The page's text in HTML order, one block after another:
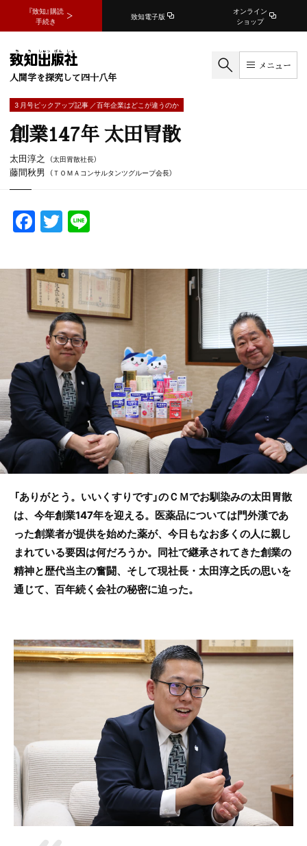
『致知』購読
手続き
致知電子版
オンライン
ショップ
人間学を探究して四十八年
メニュー
3 月号ピックアップ記事 ／百年企業はどこが違うのか
創業147年 太田胃散
太田淳之 （太田胃散社長）
藤間秋男 （ＴＯＭＡコンサルタンツグループ会長）
F
a
c
e
b
o
o
k
T
w
itt
er
e
「ありがとう。いいくすりです」のＣＭでお馴染みの太田胃散
は、今年創業147年を迎える。医薬品については門外漢であ
った創業者が提供を始めた薬が、今日もなお多くの人に親し
まれている要因は何だろうか。同社で継承されてきた創業の
精神と歴代当主の奮闘、そして現社長・太田淳之氏の思いを
通じて、百年続く会社の秘密に迫った。